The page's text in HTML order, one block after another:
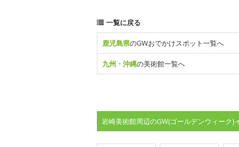
一覧に戻る
鹿児島県のGWおでかけスポット一覧へ
九州・沖縄の美術館一覧へ
岩崎美術館周辺のGW(ゴールデンウィーク)